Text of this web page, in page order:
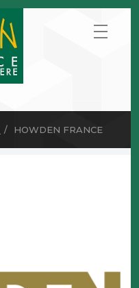
HOWDEN FRANCE